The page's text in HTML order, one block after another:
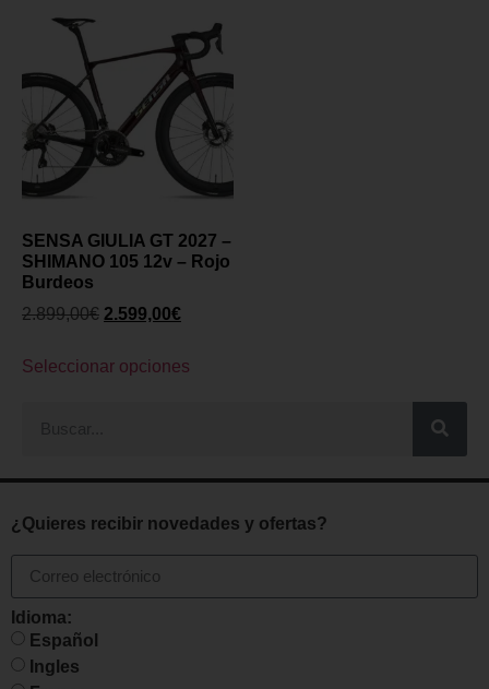
SENSA GIULIA GT 2027 –
SHIMANO 105 12v – Rojo
Burdeos
2.899,00€ 2.599,00€
Seleccionar opciones
¿Quieres recibir novedades y ofertas?
Idioma:
Español
Ingles